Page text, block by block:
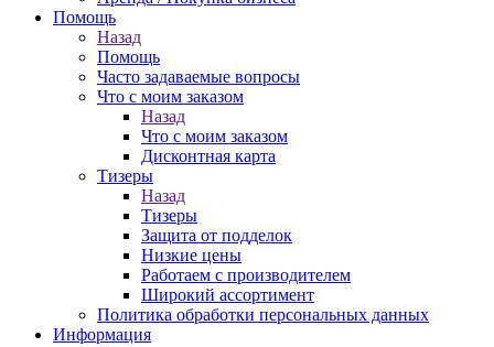
Помощь
Назад
Помощь
Часто задаваемые вопросы
Что с моим заказом
Назад
Что с моим заказом
Дисконтная карта
Тизеры
Назад
Тизеры
Защита от подделок
Низкие цены
Работаем с производителем
Широкий ассортимент
Политика обработки персональных данных
Информация